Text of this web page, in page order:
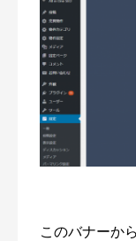
このバナーか